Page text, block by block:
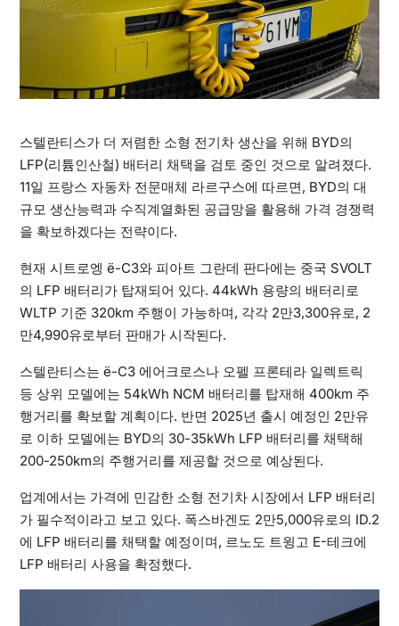
스텔란티스가 더 저렴한 소형 전기차 생산을 위해 BYD의
LFP(리튬인산철) 배터리 채택을 검토 중인 것으로 알려졌다.
11일 프랑스 자동차 전문매체 라르구스에 따르면, BYD의 대
규모 생산능력과 수직계열화된 공급망을 활용해 가격 경쟁력
을 확보하겠다는 전략이다.
현재 시트로엥 ë-C3와 피아트 그란데 판다에는 중국 SVOLT
의 LFP 배터리가 탑재되어 있다. 44kWh 용량의 배터리로
WLTP 기준 320km 주행이 가능하며, 각각 2만3,300유로, 2
만4,990유로부터 판매가 시작된다.
스텔란티스는 ë-C3 에어크로스나 오펠 프론테라 일렉트릭
등 상위 모델에는 54kWh NCM 배터리를 탑재해 400km 주
행거리를 확보할 계획이다. 반면 2025년 출시 예정인 2만유
로 이하 모델에는 BYD의 30-35kWh LFP 배터리를 채택해
200-250km의 주행거리를 제공할 것으로 예상된다.
업계에서는 가격에 민감한 소형 전기차 시장에서 LFP 배터리
가 필수적이라고 보고 있다. 폭스바겐도 2만5,000유로의 ID.2
에 LFP 배터리를 채택할 예정이며, 르노도 트윙고 E-테크에
LFP 배터리 사용을 확정했다.